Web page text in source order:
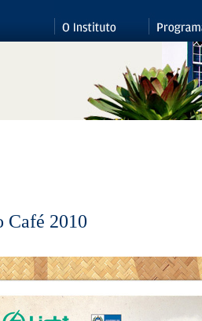
Café 2010